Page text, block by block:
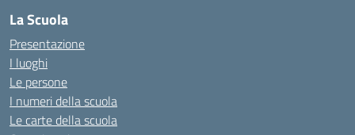
La Scuola
Presentazione
I luoghi
Le persone
I numeri della scuola
Le carte della scuola